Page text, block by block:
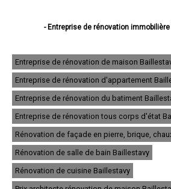
- Entreprise de rénovation immobilière
- Entreprise de rénovation immobilière à
- Entreprise de rénovation immobilière à
- Entreprise de rénovation immobilière
- Entreprise de rénovation immobilière à Saint-
- Entreprise de rénovation immobilière
- Entreprise de rénovation
- Entreprise de rénovation
- Entreprise de rénovation
- Entreprise de rénovation
- Entreprise de rénovation
- Entreprise de rénovation immobilière
- Entreprise de rénovation
Entreprise de rénovation de maison
Entreprise de rénovation d'appartement
Entreprise de rénovation du batiment
Entreprise de rénovation tous corps d'état
Rénovation de façade en pierre, brique,
Rénovation de salle de bain Baillestavy
Rénovation de cuisine Baillestavy